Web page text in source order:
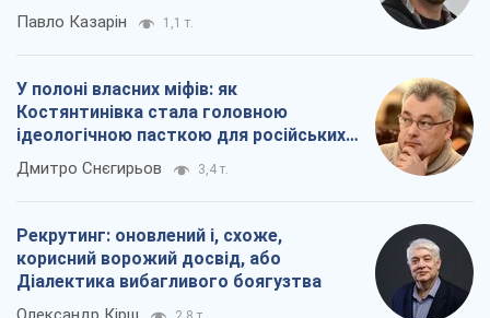
Павло Казарін 1,1 т.
У полоні власних міфів: як
Костянтинівка стала головною
ідеологічною пасткою для російських
окупантів
Дмитро Снєгирьов 3,4 т.
Рекрутинг: оновлений і, схоже,
корисний ворожий досвід, або
Діалектика вибагливого боягузтва